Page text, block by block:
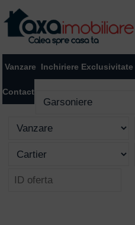
Vanzare Inchiriere Exclusivitate
Contact